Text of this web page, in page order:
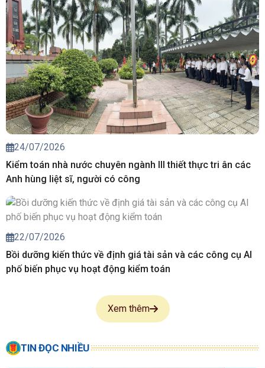
24/07/2026
Kiểm toán nhà nước chuyên ngành III thiết thực tri ân các
Anh hùng liệt sĩ, người có công
22/07/2026
Bồi dưỡng kiến thức về định giá tài sản và các công cụ AI
phố biến phục vụ hoạt động kiểm toán
Xem thêm
TIN ĐỌC NHIỀU